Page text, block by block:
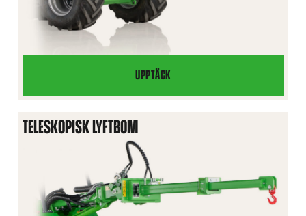
UPPTÄCK
LYFTBOM
TELESKOPISK LYFTBOM